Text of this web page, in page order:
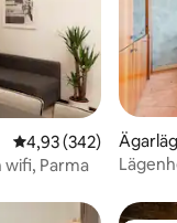
4,93 av 5 i
4,93 (342)
Parma